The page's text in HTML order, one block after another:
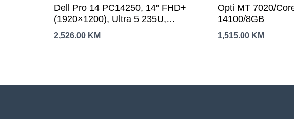
Dell Pro 14 PC14250, 14" FHD+
(1920×1200), Ultra 5 235U,
1x16GB DDR5, M.2 512GB
SSD, Integrated GPU, WiFi 6E
Ubunut, 3Yr
2,526.00 KM
Opti MT 7020/
14100/8GB
1,515.00 KM